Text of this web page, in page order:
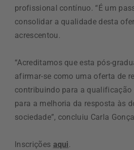
profissional contínuo. “É um
consolidar a qualidade desta
acrescentou.
“Acreditamos que esta pós-
afirmar-se como uma oferta de
contribuindo para a
para a melhoria da resposta às
sociedade”, concluiu Carla
Inscrições aqui.